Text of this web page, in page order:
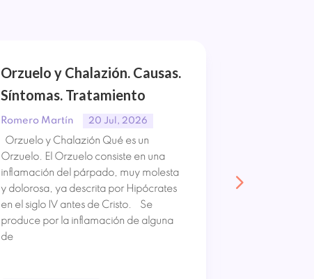
Orzuelo y Chalazión. Causas.
Síntomas. Tratamiento
Romero Martín 20 Jul, 2026
Orzuelo y Chalazión Qué es un
Orzuelo. El Orzuelo consiste en una
inflamación del párpado, muy molesta
y dolorosa, ya descrita por Hipócrates
en el siglo IV antes de Cristo. Se
produce por la inflamación de alguna
de